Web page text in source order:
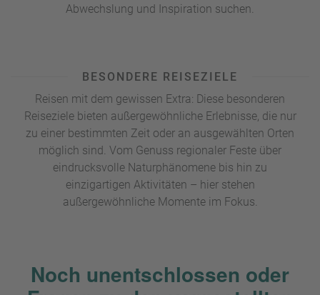
Abwechslung und Inspiration suchen.
BESONDERE REISEZIELE
Reisen mit dem gewissen Extra: Diese besonderen
Reiseziele bieten außergewöhnliche Erlebnisse, die nur
zu einer bestimmten Zeit oder an ausgewählten Orten
möglich sind. Vom Genuss regionaler Feste über
eindrucksvolle Naturphänomene bis hin zu
einzigartigen Aktivitäten – hier stehen
außergewöhnliche Momente im Fokus.
Noch unentschlossen oder